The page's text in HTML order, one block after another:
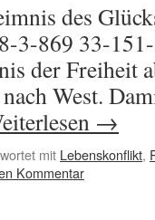
des
3-869 33-
der Freiheit
West.
→
mit Lebenskonflikt,
Kommentar